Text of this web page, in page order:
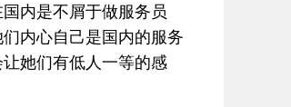
内是不屑于做服务员
内心自己是国内的服务
她们有低人一等的感